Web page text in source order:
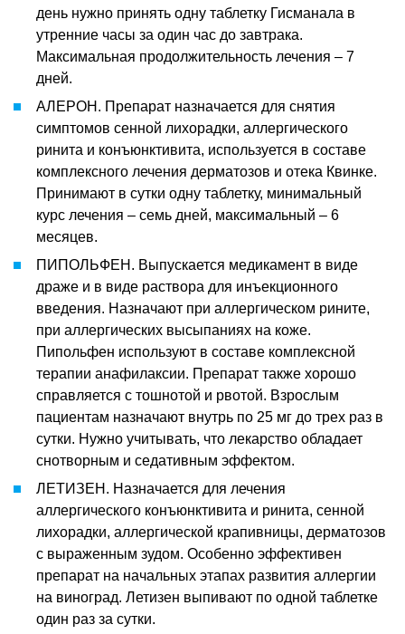
день нужно принять одну таблетку Гисманала в
утренние часы за один час до завтрака.
Максимальная продолжительность лечения – 7
дней.
АЛЕРОН. Препарат назначается для снятия
симптомов сенной лихорадки, аллергического
ринита и конъюнктивита, используется в составе
комплексного лечения дерматозов и отека Квинке.
Принимают в сутки одну таблетку, минимальный
курс лечения – семь дней, максимальный – 6
месяцев.
ПИПОЛЬФЕН. Выпускается медикамент в виде
драже и в виде раствора для инъекционного
введения. Назначают при аллергическом рините,
при аллергических высыпаниях на коже.
Пипольфен используют в составе комплексной
терапии анафилаксии. Препарат также хорошо
справляется с тошнотой и рвотой. Взрослым
пациентам назначают внутрь по 25 мг до трех раз в
сутки. Нужно учитывать, что лекарство обладает
снотворным и седативным эффектом.
ЛЕТИЗЕН. Назначается для лечения
аллергического конъюнктивита и ринита, сенной
лихорадки, аллергической крапивницы, дерматозов
с выраженным зудом. Особенно эффективен
препарат на начальных этапах развития аллергии
на виноград. Летизен выпивают по одной таблетке
один раз за сутки.